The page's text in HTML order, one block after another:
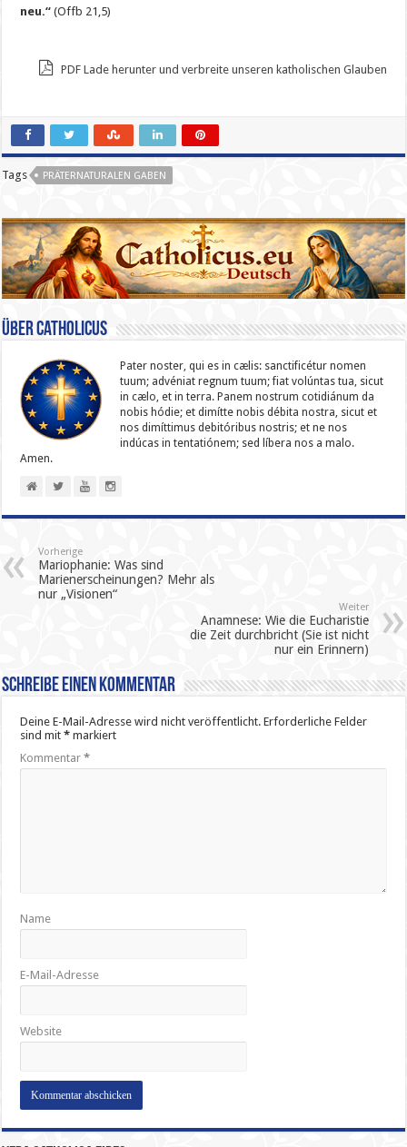
neu.“ (Offb 21,5)
PDF Lade herunter und verbreite unseren katholischen Glauben
Tags PRÄTERNATURALEN GABEN
Über catholicus
Pater noster, qui es in cælis: sanc­ti­ficétur nomen
tuum; advéniat regnum tuum; fiat volúntas tua, sicut
in cælo, et in terra. Panem nostrum cotidiánum da
nobis hódie; et dimítte nobis débita nostra, sicut et
nos dimíttimus debitóribus nostris; et ne nos
indúcas in ten­ta­tiónem; sed líbera nos a malo.
Amen.
Vorherige
Mariophanie: Was sind
Marienerscheinungen? Mehr als
nur „Visionen“
Weiter
Anamnese: Wie die Eucharistie
die Zeit durchbricht (Sie ist nicht
nur ein Erinnern)
Schreibe einen Kommentar
Deine E-Mail-Adresse wird nicht veröffentlicht. Erforderliche Felder
sind mit* markiert
Kommentar*
Name
E-Mail-Adresse
Website